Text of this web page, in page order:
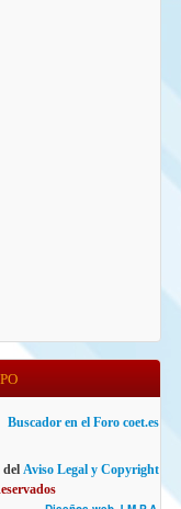
Buscador en el Foro coet.es
del Aviso Legal y Copyright